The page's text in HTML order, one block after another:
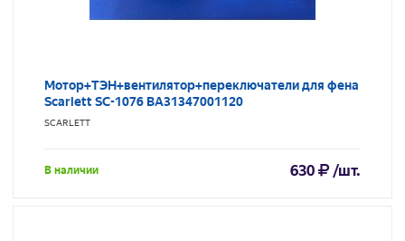
Мотор+ТЭН+вентилятор+переключатели для фена
Scarlett SC-1076 BA31347001120
SCARLETT
В наличии 630 /шт.